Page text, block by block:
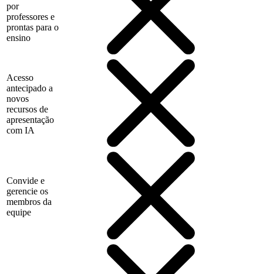
por
professores e
prontas para o
ensino
Acesso
antecipado a
novos
recursos de
apresentação
com IA
Convide e
gerencie os
membros da
equipe